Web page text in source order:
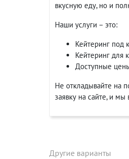
вкусную еду, но и
Наши услуги – это:
Кейтеринг под
Кейтеринг для
Доступные
Не откладывайте на
заявку на сайте, и
Другие варианты